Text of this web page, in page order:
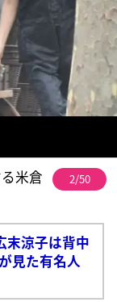
米倉
2/50
末涼子は背中
見た有名人